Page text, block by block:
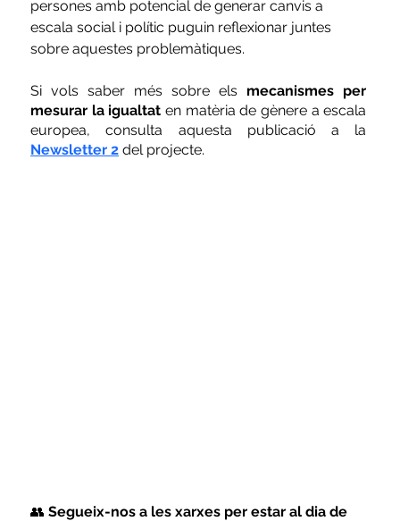
persones amb potencial de generar canvis a
escala social i polític puguin reflexionar juntes
sobre aquestes problemàtiques.
Si vols saber més sobre els mecanismes per
mesurar la igualtat en matèria de gènere a escala
Newsletter 2 del projecte.
👥 Segueix-nos a les xarxes per estar al dia de